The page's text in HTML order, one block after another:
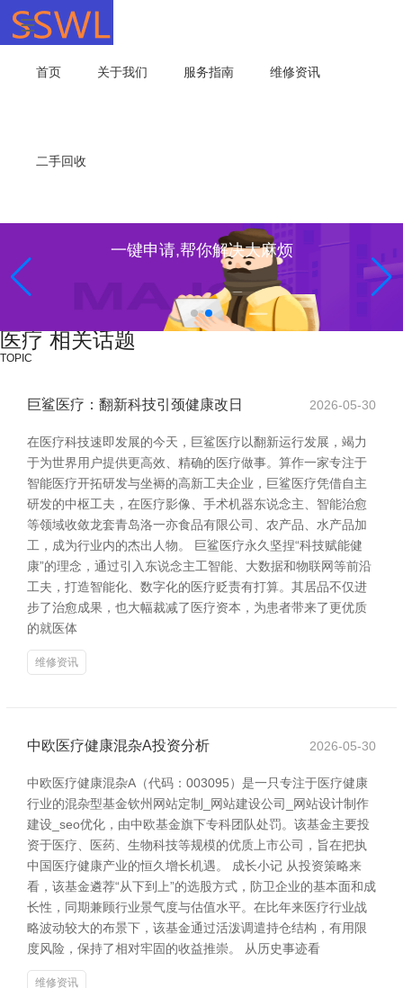
首页 关于我们 服务指南 维修资讯
二手回收
一键申请,帮你解决大麻烦
医疗 相关话题
TOPIC
巨鲨医疗：翻新科技引颈健康改日 2026-05-30
在医疗科技速即发展的今天，巨鲨医疗以翻新运行发展，竭力
于为世界用户提供更高效、精确的医疗做事。算作一家专注于
智能医疗开拓研发与坐褥的高新工夫企业，巨鲨医疗凭借自主
研发的中枢工夫，在医疗影像、手术机器东说念主、智能治愈
等领域收敛龙套青岛洛一亦食品有限公司、农产品、水产品加
工，成为行业内的杰出人物。 巨鲨医疗永久坚捏“科技赋能健
康”的理念，通过引入东说念主工智能、大数据和物联网等前沿
工夫，打造智能化、数字化的医疗贬责有打算。其居品不仅进
步了治愈成果，也大幅裁减了医疗资本，为患者带来了更优质
的就医体
维修资讯
中欧医疗健康混杂A投资分析 2026-05-30
中欧医疗健康混杂A（代码：003095）是一只专注于医疗健康
行业的混杂型基金钦州网站定制_网站建设公司_网站设计制作
建设_seo优化，由中欧基金旗下专科团队处罚。该基金主要投
资于医疗、医药、生物科技等规模的优质上市公司，旨在把执
中国医疗健康产业的恒久增长机遇。 成长小记 从投资策略来
看，该基金遴荐“从下到上”的选股方式，防卫企业的基本面和成
长性，同期兼顾行业景气度与估值水平。在比年来医疗行业战
略波动较大的布景下，该基金通过活泼调遣持仓结构，有用限
度风险，保持了相对牢固的收益推崇。 从历史事迹看
维修资讯